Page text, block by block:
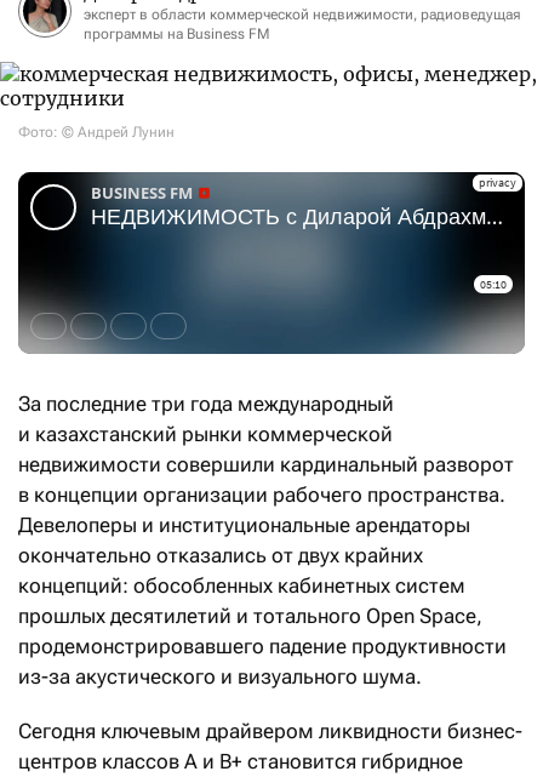
эксперт в области коммерческой недвижимости, радиоведущая
программы на Business FM
Фото: © Андрей Лунин
За последние три года международный
и казахстанский рынки коммерческой
недвижимости совершили кардинальный разворот
в концепции организации рабочего пространства.
Девелоперы и институциональные арендаторы
окончательно отказались от двух крайних
концепций: обособленных кабинетных систем
прошлых десятилетий и тотального Open Space,
продемонстрировавшего падение продуктивности
из-за акустического и визуального шума.
Сегодня ключевым драйвером ликвидности бизнес-
центров классов А и B+ становится гибридное